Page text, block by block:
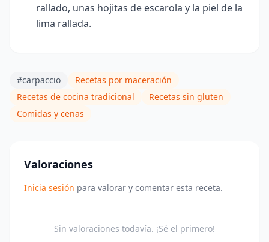
rallado, unas hojitas de escarola y la piel de la
lima rallada.
#carpaccio
Recetas por maceración
Recetas de cocina tradicional
Recetas sin gluten
Comidas y cenas
Valoraciones
Inicia sesión para valorar y comentar esta receta.
Sin valoraciones todavía. ¡Sé el primero!